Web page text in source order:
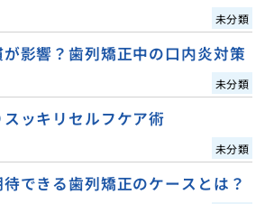
未分類
影響？歯列矯正中の口内炎対策
未分類
ッキリセルフケア術
未分類
できる歯列矯正のケースとは？